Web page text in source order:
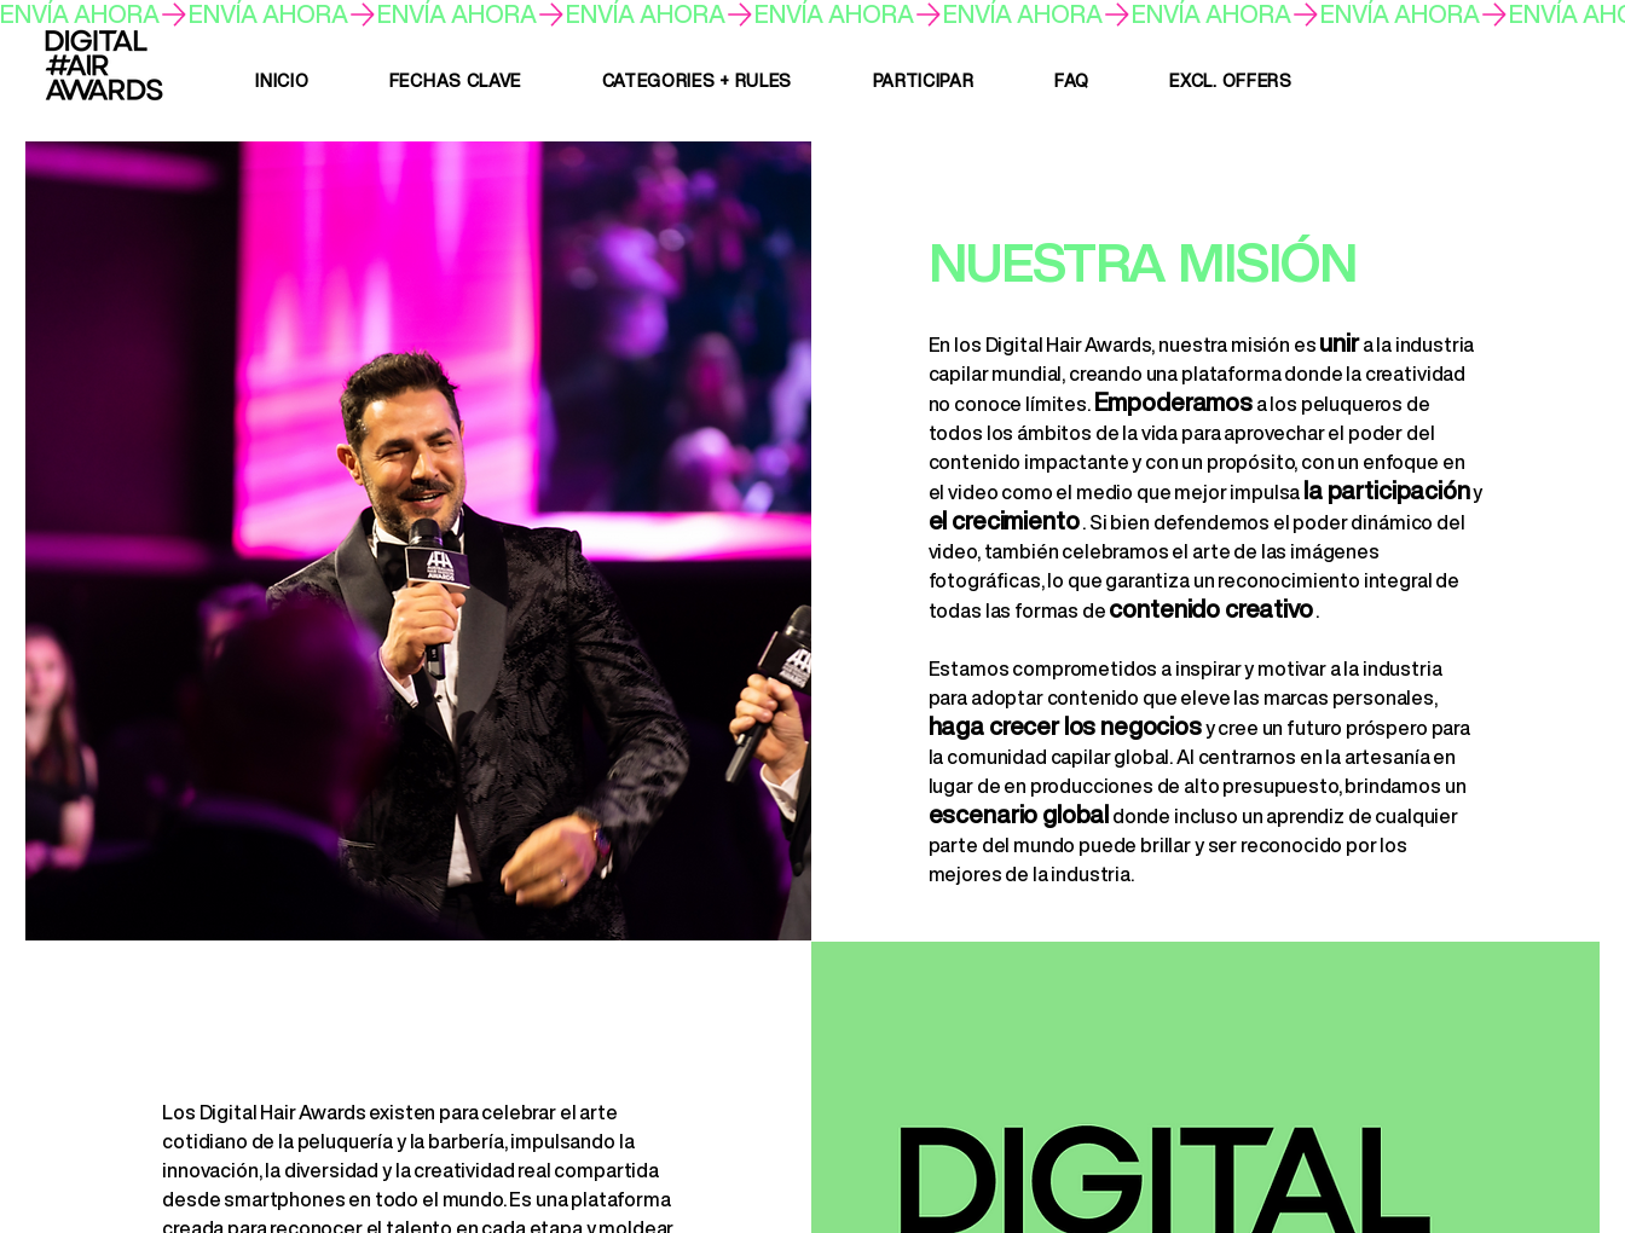
ENVÍA AHORA
INICIO FECHAS CLAVE CATEGORIES + RULES PARTICIPAR FAQ EXCL. OFFERS
NUESTRA MISIÓN
En los Digital Hair Awards, nuestra misión esunira la industria
capilar mundial, creando una plataforma donde la creatividad
no conoce límites.Empoderamosa los peluqueros de
todos los ámbitos de la vida para aprovechar el poder del
contenido impactante y con un propósito, con un enfoque en
el video como el medio que mejor impulsala participacióny
el crecimiento. Si bien defendemos el poder dinámico del
video, también celebramos el arte de las imágenes
fotográficas, lo que garantiza un reconocimiento integral de
todas las formas decontenido creativo.
Estamos comprometidos a inspirar y motivar a la industria
para adoptar contenido que eleve las marcas personales,
haga crecer los negociosy cree un futuro próspero para
la comunidad capilar global. Al centrarnos en la artesanía en
lugar de en producciones de alto presupuesto, brindamos un
escenario globaldonde incluso un aprendiz de cualquier
parte del mundo puede brillar y ser reconocido por los
mejores de la industria.
Los Digital Hair Awards existen para celebrar el arte
cotidiano de la peluquería y la barbería, impulsando la
innovación, la diversidad y la creatividad real compartida
desde smartphones en todo el mundo. Es una plataforma